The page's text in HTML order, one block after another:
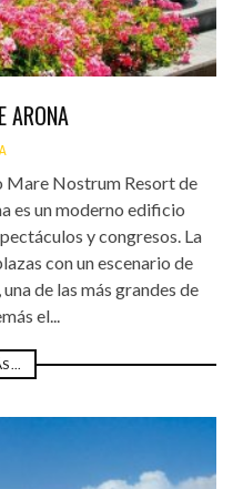
ARONA
Nostrum Resort de
es un moderno edificio
y congresos. La
con un escenario de
de las más grandes de
el...
...